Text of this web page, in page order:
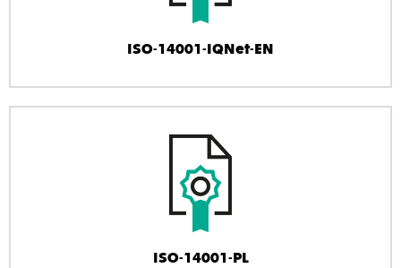
ISO-14001-IQNet-EN
ISO-14001-PL